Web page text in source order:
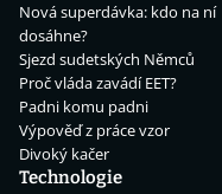
Nová superdávka: kdo na ní
dosáhne?
Sjezd sudetských Němců
Proč vláda zavádí EET?
Padni komu padni
Výpověď z práce vzor
Divoký kačer
Technologie